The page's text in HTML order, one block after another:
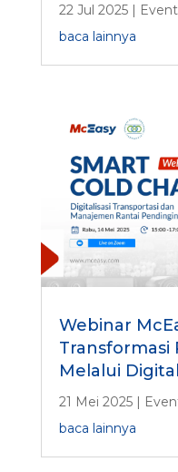
22 Jul 2025|
baca lainnya
Webinar
Transformasi
Melalui
21 Mei 2025|
baca lainnya